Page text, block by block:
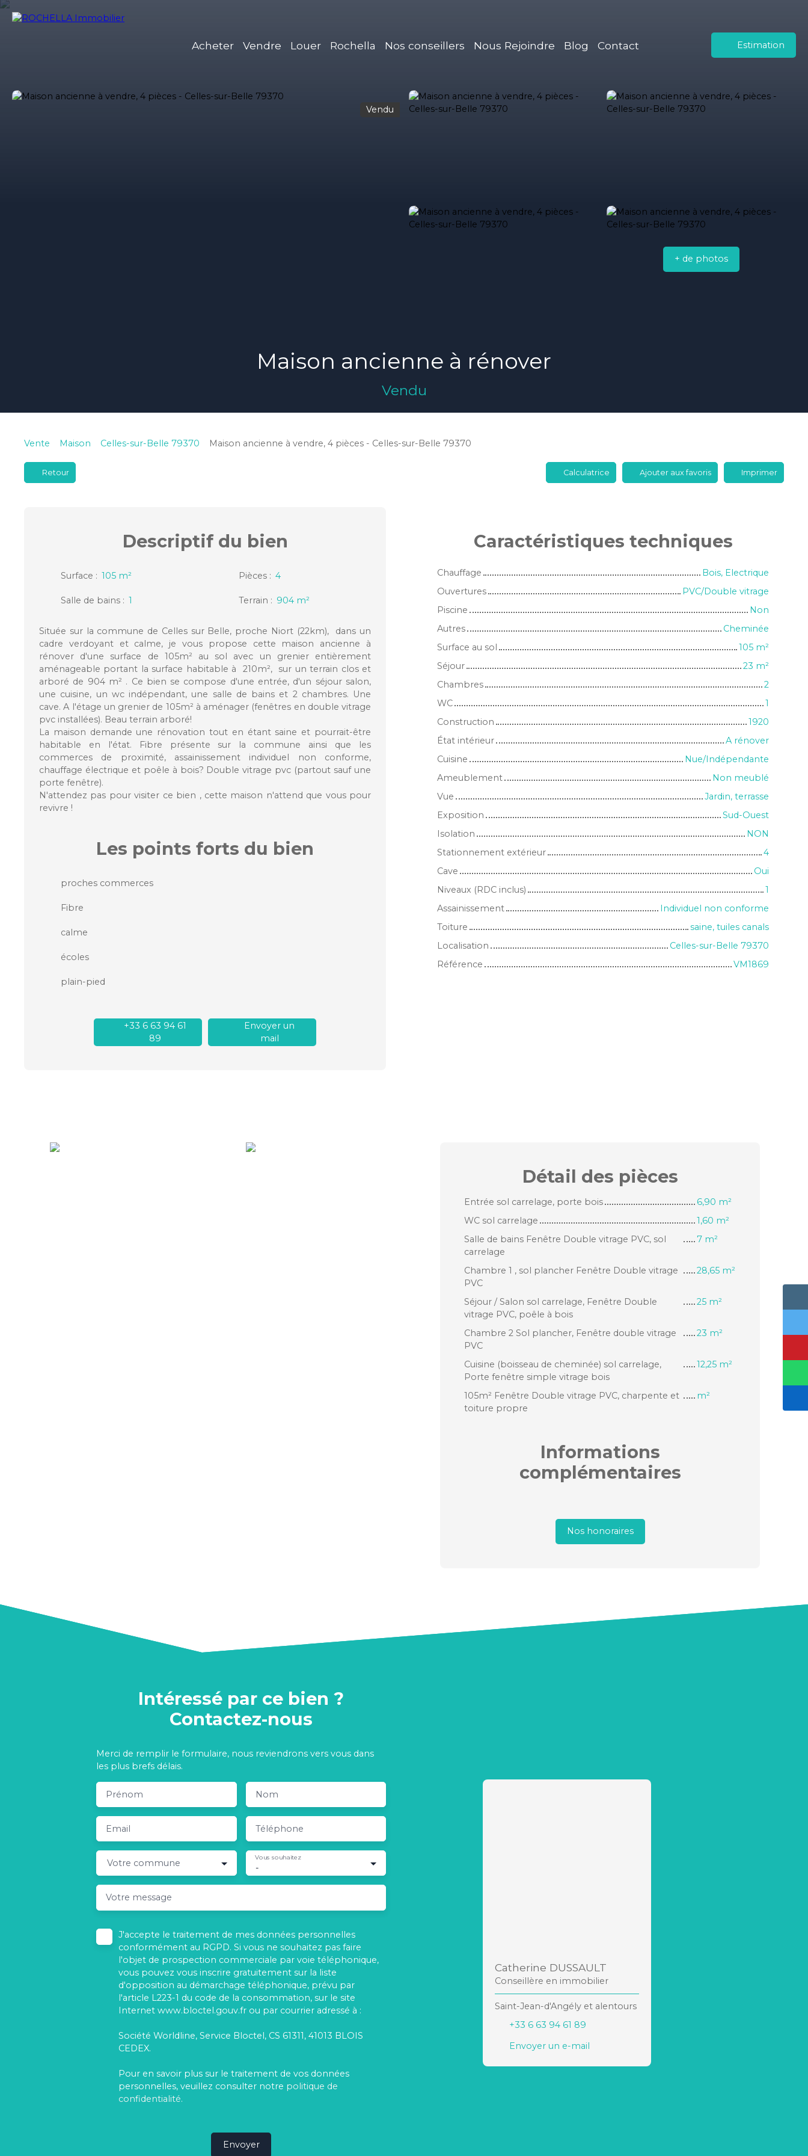
Acheter Vendre Louer Rochella Nos conseillers Nous Rejoindre Blog Contact Estimation
Vendu
+ de photos
Maison ancienne à rénover
Vendu
Vente Maison Celles-sur-Belle 79370 Maison ancienne à vendre, 4 pièces - Celles-sur-Belle 79370
Retour Calculatrice Ajouter aux favoris Imprimer
Descriptifdu bien
Surface : 105 m² Pièces : 4
Salle de bains : 1 Terrain : 904 m²
Située sur la commune de Celles sur Belle, proche Niort (22km), dans un
cadre verdoyant et calme, je vous propose cette maison ancienne à
rénover d'une surface de 105m² au sol avec un grenier entièrement
aménageable portant la surface habitable à 210m², sur un terrain clos et
arboré de 904 m² . Ce bien se compose d'une entrée, d'un séjour salon,
une cuisine, un wc indépendant, une salle de bains et 2 chambres. Une
cave. A l'étage un grenier de 105m² à aménager (fenêtres en double vitrage
pvc installées). Beau terrain arboré!
La maison demande une rénovation tout en étant saine et pourrait-être
habitable en l'état. Fibre présente sur la commune ainsi que les
commerces de proximité, assainissement individuel non conforme,
chauffage électrique et poêle à bois? Double vitrage pvc (partout sauf une
porte fenêtre).
N'attendez pas pour visiter ce bien , cette maison n'attend que vous pour
revivre !
Les points forts du bien
proches commerces
Fibre
calme
écoles
plain-pied
+33 6 63 94 61
89
Envoyer un
mail
Caractéristiques techniques
Chauffage
Bois, Electrique
Ouvertures
PVC/Double vitrage
Piscine
Non
Autres
Cheminée
Surface au sol
105 m²
Séjour
23 m²
Chambres
2
WC
1
Construction
1920
État intérieur
A rénover
Cuisine
Nue/Indépendante
Ameublement
Non meublé
Vue
Jardin, terrasse
Exposition
Sud-Ouest
Isolation
NON
Stationnement extérieur
4
Cave
Oui
Niveaux (RDC inclus)
1
Assainissement
Individuel non conforme
Toiture
saine, tuiles canals
Localisation
Celles-sur-Belle 79370
Référence
VM1869
Détail des pièces
Entrée sol carrelage, porte bois
6,90 m²
WC sol carrelage
1,60 m²
Salle de bains Fenêtre Double vitrage PVC, sol
carrelage
7 m²
Chambre 1 , sol plancher Fenêtre Double vitrage
PVC
28,65 m²
Séjour / Salon sol carrelage, Fenêtre Double
vitrage PVC, poêle à bois
25 m²
Chambre 2 Sol plancher, Fenêtre double vitrage
PVC
23 m²
Cuisine (boisseau de cheminée) sol carrelage,
Porte fenêtre simple vitrage bois
12,25 m²
105m² Fenêtre Double vitrage PVC, charpente et
toiture propre
m²
Informations
complémentaires
Nos honoraires
Intéressé par ce bien ?
Contactez-nous
Merci de remplir le formulaire, nous reviendrons vers vous dans
les plus brefs délais.
Prénom Nom
Email Téléphone
Votre commune -
Vous souhaitez
Votre message
J'accepte le traitement de mes données personnelles
conformément au RGPD. Si vous ne souhaitez pas faire
l'objet de prospection commerciale par voie téléphonique,
vous pouvez vous inscrire gratuitement sur la liste
d'opposition au démarchage téléphonique, prévu par
l'article L223-1 du code de la consommation, sur le site
Internet www.bloctel.gouv.fr ou par courrier adressé à :
Société Worldline, Service Bloctel, CS 61311, 41013 BLOIS
CEDEX.
Pour en savoir plus sur le traitement de vos données
personnelles, veuillez consulter notre politique de
confidentialité.
Envoyer
Catherine DUSSAULT
Conseillère en immobilier
Saint-Jean-d'Angély et alentours
+33 6 63 94 61 89
Envoyer un e-mail